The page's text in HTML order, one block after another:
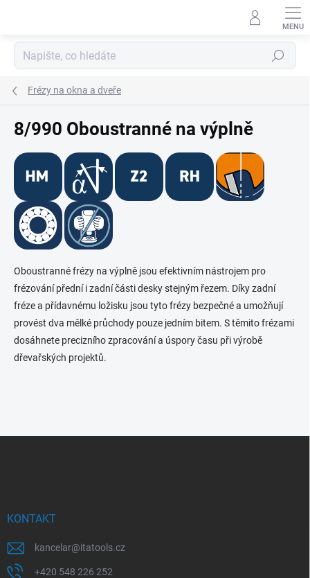
Hledat
Frézy na okna a dveře
8/990 Oboustranné na výplně
Oboustranné frézy na výplně jsou efektivním nástrojem pro
frézování přední i zadní části desky stejným řezem. Díky zadní
fréze a přídavnému ložisku jsou tyto frézy bezpečné a umožňují
provést dva mělké průchody pouze jedním bitem. S těmito frézami
dosáhnete precizního zpracování a úspory času při výrobě
dřevařských projektů.
KONTAKT
kancelar@itatools.cz
+420 548 226 252